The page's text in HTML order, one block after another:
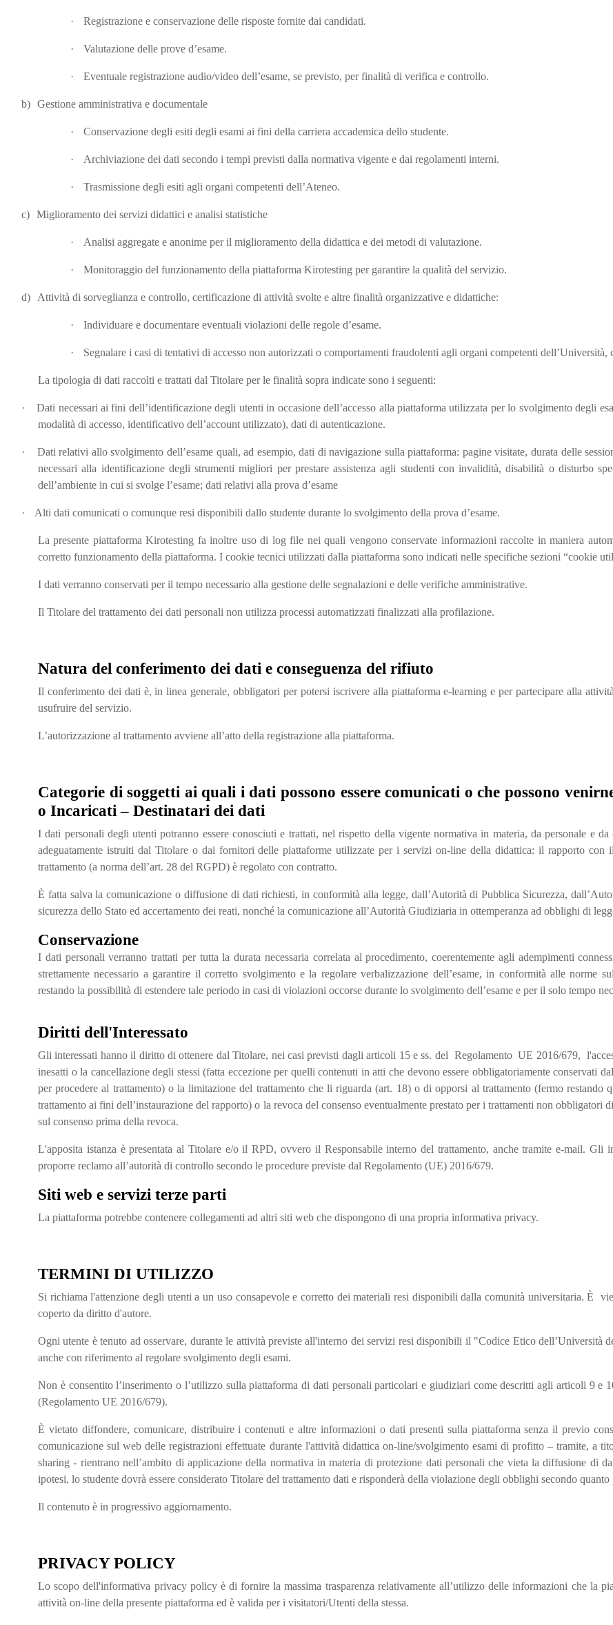
· Registrazione e conservazione delle risposte fornite dai candidati.
· Valutazione delle prove d’esame.
· Eventuale registrazione audio/video dell’esame, se previsto, per finalità di verifica e controllo.
b) Gestione amministrativa e documentale
· Conservazione degli esiti degli esami ai fini della carriera accademica dello studente.
· Archiviazione dei dati secondo i tempi previsti dalla normativa vigente e dai regolamenti interni.
· Trasmissione degli esiti agli organi competenti dell’Ateneo.
c) Miglioramento dei servizi didattici e analisi statistiche
· Analisi aggregate e anonime per il miglioramento della didattica e dei metodi di valutazione.
· Monitoraggio del funzionamento della piattaforma Kirotesting per garantire la qualità del servizio.
d) Attività di sorveglianza e controllo, certificazione di attività svolte e altre finalità organizzative e didattiche:
· Individuare e documentare eventuali violazioni delle regole d’esame.
· Segnalare i casi di tentativi di accesso non autorizzati o comportamenti fraudolenti agli organi competenti
La tipologia di dati raccolti e trattati dal Titolare per le finalità sopra indicate sono i seguenti:
·
Dati necessari ai fini dell’identificazione degli utenti in occasione dell’accesso alla piattaforma utilizzata per lo svolgimento degli
modalità di accesso, identificativo dell’account utilizzato), dati di autenticazione.
·
Dati relativi allo svolgimento dell’esame quali, ad esempio, dati di navigazione sulla piattaforma: pagine visitate, durata delle
necessari alla identificazione degli strumenti migliori per prestare assistenza agli studenti con invalidità, disabilità o disturbo
dell’ambiente in cui si svolge l’esame; dati relativi alla prova d’esame
· Alti dati comunicati o comunque resi disponibili dallo studente durante lo svolgimento della prova d’esame.
La presente piattaforma Kirotesting fa inoltre uso di log file nei quali vengono conservate informazioni raccolte in maniera
corretto funzionamento della piattaforma. I cookie tecnici utilizzati dalla piattaforma sono indicati nelle specifiche sezioni “cookie
I dati verranno conservati per il tempo necessario alla gestione delle segnalazioni e delle verifiche amministrative.
Il Titolare del trattamento dei dati personali non utilizza processi automatizzati finalizzati alla profilazione.
Natura del conferimento dei dati e conseguenza del rifiuto
Il conferimento dei dati è, in linea generale, obbligatori per potersi iscrivere alla piattaforma e-learning e per partecipare alla
usufruire del servizio.
L’autorizzazione al trattamento avviene all’atto della registrazione alla piattaforma.
Categorie di soggetti ai quali i dati possono essere comunicati o che possono
o Incaricati – Destinatari dei dati
I dati personali degli utenti potranno essere conosciuti e trattati, nel rispetto della vigente normativa in materia, da personale e
adeguatamente istruiti dal Titolare o dai fornitori delle piattaforme utilizzate per i servizi on-line della didattica: il rapporto con
trattamento (a norma dell’art. 28 del RGPD) è regolato con contratto.
È fatta salva la comunicazione o diffusione di dati richiesti, in conformità alla legge, dall’Autorità di Pubblica Sicurezza,
sicurezza dello Stato ed accertamento dei reati, nonché la comunicazione all’Autorità Giudiziaria in ottemperanza ad obblighi di
Conservazione
I dati personali verranno trattati per tutta la durata necessaria correlata al procedimento, coerentemente agli adempimenti
strettamente necessario a garantire il corretto svolgimento e la regolare verbalizzazione dell’esame, in conformità alle norme
restando la possibilità di estendere tale periodo in casi di violazioni occorse durante lo svolgimento dell’esame e per il solo tempo
Diritti dell'Interessato
Gli interessati hanno il diritto di ottenere dal Titolare, nei casi previsti dagli articoli 15 e ss. del Regolamento UE 2016/679,
inesatti o la cancellazione degli stessi (fatta eccezione per quelli contenuti in atti che devono essere obbligatoriamente conservati
per procedere al trattamento) o la limitazione del trattamento che li riguarda (art. 18) o di opporsi al trattamento (fermo restando
trattamento ai fini dell’instaurazione del rapporto) o la revoca del consenso eventualmente prestato per i trattamenti non obbligatori
sul consenso prima della revoca.
L'apposita istanza è presentata al Titolare e/o il RPD, ovvero il Responsabile interno del trattamento, anche tramite e-mail.
proporre reclamo all’autorità di controllo secondo le procedure previste dal Regolamento (UE) 2016/679.
Siti web e servizi terze parti
La piattaforma potrebbe contenere collegamenti ad altri siti web che dispongono di una propria informativa privacy.
TERMINI DI UTILIZZO
Si richiama l'attenzione degli utenti a un uso consapevole e corretto dei materiali resi disponibili dalla comunità universitaria. È
coperto da diritto d'autore.
Ogni utente è tenuto ad osservare, durante le attività previste all'interno dei servizi resi disponibili il "Codice Etico dell’Università
anche con riferimento al regolare svolgimento degli esami.
Non è consentito l’inserimento o l’utilizzo sulla piattaforma di dati personali particolari e giudiziari come descritti agli articoli 9 e
(Regolamento UE 2016/679).
È vietato diffondere, comunicare, distribuire i contenuti e altre informazioni o dati presenti sulla piattaforma senza il previo
comunicazione sul web delle registrazioni effettuate durante l'attività didattica on-line/svolgimento esami di profitto – tramite, a
sharing - rientrano nell’ambito di applicazione della normativa in materia di protezione dati personali che vieta la diffusione di
ipotesi, lo studente dovrà essere considerato Titolare del trattamento dati e risponderà della violazione degli obblighi secondo
Il contenuto è in progressivo aggiornamento.
PRIVACY POLICY
Lo scopo dell'informativa privacy policy è di fornire la massima trasparenza relativamente all’utilizzo delle informazioni che la
attività on-line della presente piattaforma ed è valida per i visitatori/Utenti della stessa.